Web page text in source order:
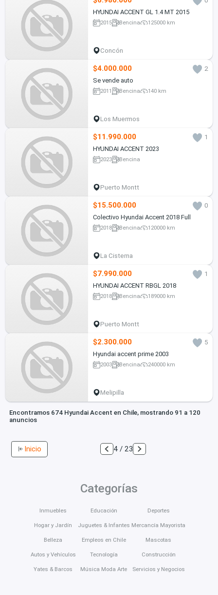
HYUNDAI ACCENT GL 1.4 MT 2015
2015 Bencina 125000 km
Concón
$4.000.000
2
Se vende auto
2011 Bencina 140 km
Los Muermos
$11.990.000
1
HYUNDAI ACCENT 2023
2023 Bencina
Puerto Montt
$15.500.000
0
Colectivo Hyundai Accent 2018 Full
2018 Bencina 120000 km
La Cisterna
$7.990.000
1
HYUNDAI ACCENT RBGL 2018
2018 Bencina 189000 km
Puerto Montt
$2.300.000
5
Hyundai accent prime 2003
2003 Bencina 240000 km
Melipilla
Encontramos 674 Hyundai Accent en Chile, mostrando 91 a 120
anuncios
Inicio 4 / 23
Categorías
Inmuebles
Hogar y Jardín
Belleza
Autos y Vehículos
Yates & Barcos
Educación
Juguetes & Infantes
Empleos en Chile
Tecnología
Música Moda Arte
Deportes
Mercancía Mayorista
Mascotas
Construcción
Servicios y Negocios